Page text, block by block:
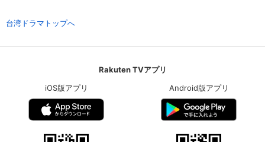
台湾ドラマトップへ
Rakuten TVアプリ
iOS版アプリ
Android版アプリ